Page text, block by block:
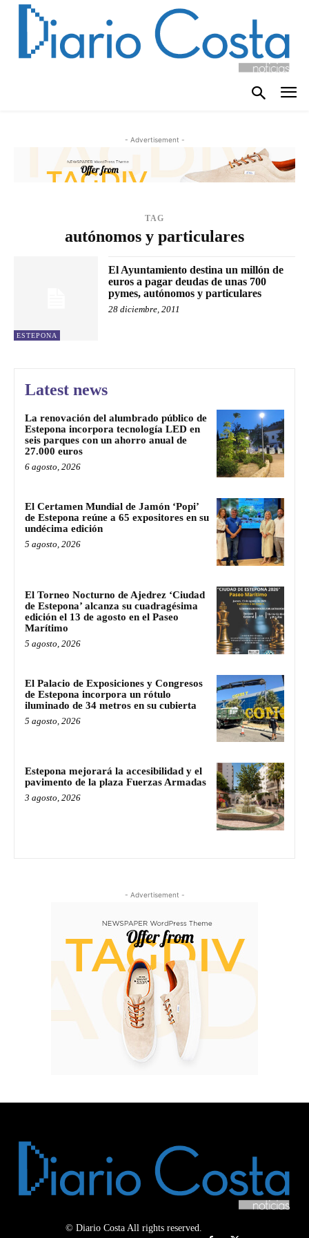
- Advertisement -
TAG
autónomos y particulares
ESTEPONA
El Ayuntamiento destina un millón de
euros a pagar deudas de unas 700
pymes, autónomos y particulares
28 diciembre, 2011
Latest news
La renovación del alumbrado público de
Estepona incorpora tecnología LED en
seis parques con un ahorro anual de
27.000 euros
6 agosto, 2026
El Certamen Mundial de Jamón ‘Popi’
de Estepona reúne a 65 expositores en su
undécima edición
5 agosto, 2026
El Torneo Nocturno de Ajedrez ‘Ciudad
de Estepona’ alcanza su cuadragésima
edición el 13 de agosto en el Paseo
Marítimo
5 agosto, 2026
El Palacio de Exposiciones y Congresos
de Estepona incorpora un rótulo
iluminado de 34 metros en su cubierta
5 agosto, 2026
Estepona mejorará la accesibilidad y el
pavimento de la plaza Fuerzas Armadas
3 agosto, 2026
- Advertisement -
© Diario Costa All rights reserved.